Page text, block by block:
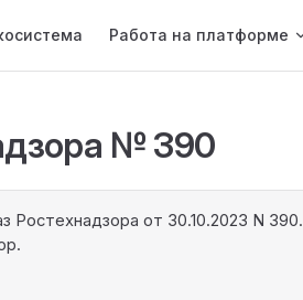
Работа на платформе
№ 390
Ростехнадзора от 30.10.2023 N 390.